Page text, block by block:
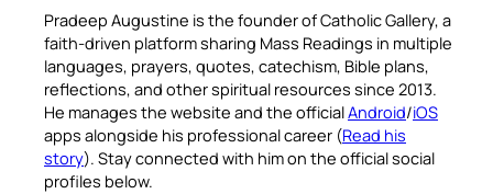
Pradeep Augustine is the founder of Catholic Gallery, a
faith-driven platform sharing Mass Readings in multiple
languages, prayers, quotes, catechism, Bible plans,
reflections, and other spiritual resources since 2013.
He manages the website and the officialAndroid/iOS
apps alongside his professional career (Read his
story). Stay connected with him on the official social
profiles below.